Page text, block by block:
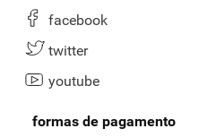
facebook
twitter
youtube
formas de pagamento